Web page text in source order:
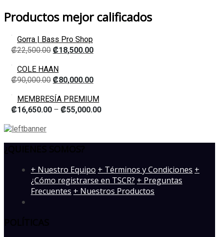
Productos mejor calificados
Gorra | Bass Pro Shop
₡22,500.00 ₡18,500.00
COLE HAAN
₡90,000.00 ₡80,000.00
MEMBRESÍA PREMIUM
₡16,650.00 – ₡55,000.00
­+ Nuestro Equipo + Términos y Condiciones +
¿Cómo registrarse en TSCR? + Preguntas
Frecuentes + Nuestros Productos